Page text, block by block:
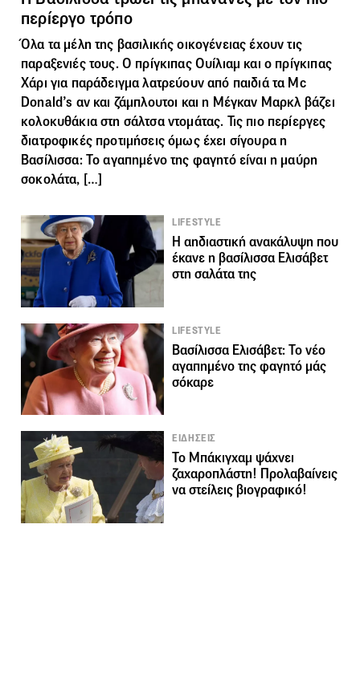
περίεργο τρόπο
Όλα τα μέλη της βασιλικής οικογένειας έχουν τις
παραξενιές τους. Ο πρίγκιπας Ουίλιαμ και ο πρίγκιπας
Χάρι για παράδειγμα λατρεύουν από παιδιά τα Mc
Donald’s αν και ζάμπλουτοι και η Μέγκαν Μαρκλ βάζει
κολοκυθάκια στη σάλτσα ντομάτας. Τις πιο περίεργες
διατροφικές προτιμήσεις όμως έχει σίγουρα η
Βασίλισσα: Το αγαπημένο της φαγητό είναι η μαύρη
σοκολάτα, […]
LIFESTYLE
Η αηδιαστική ανακάλυψη που
έκανε η βασίλισσα Ελισάβετ
στη σαλάτα της
LIFESTYLE
Βασίλισσα Ελισάβετ: Το νέο
αγαπημένο της φαγητό μάς
σόκαρε
ΕΙΔΗΣΕΙΣ
Το Μπάκιγχαμ ψάχνει
ζαχαροπλάστη! Προλαβαίνεις
να στείλεις βιογραφικό!